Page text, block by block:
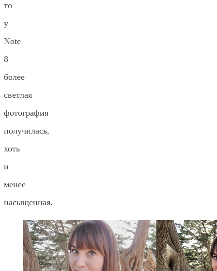
то
у
Note
8
более
светлая
фотография
получилась,
хоть
и
менее
насыщенная.